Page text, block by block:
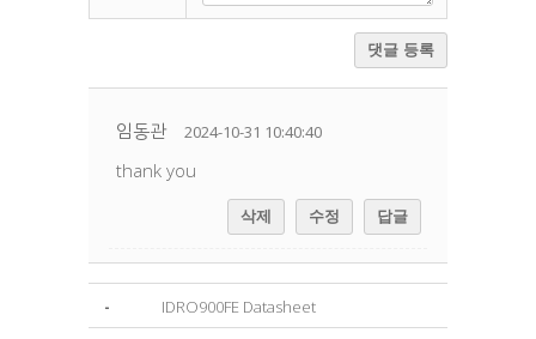
댓글 등록
임동관 2024-10-31 10:40:40
thank you
삭제 수정 답글
- IDRO900FE Datasheet